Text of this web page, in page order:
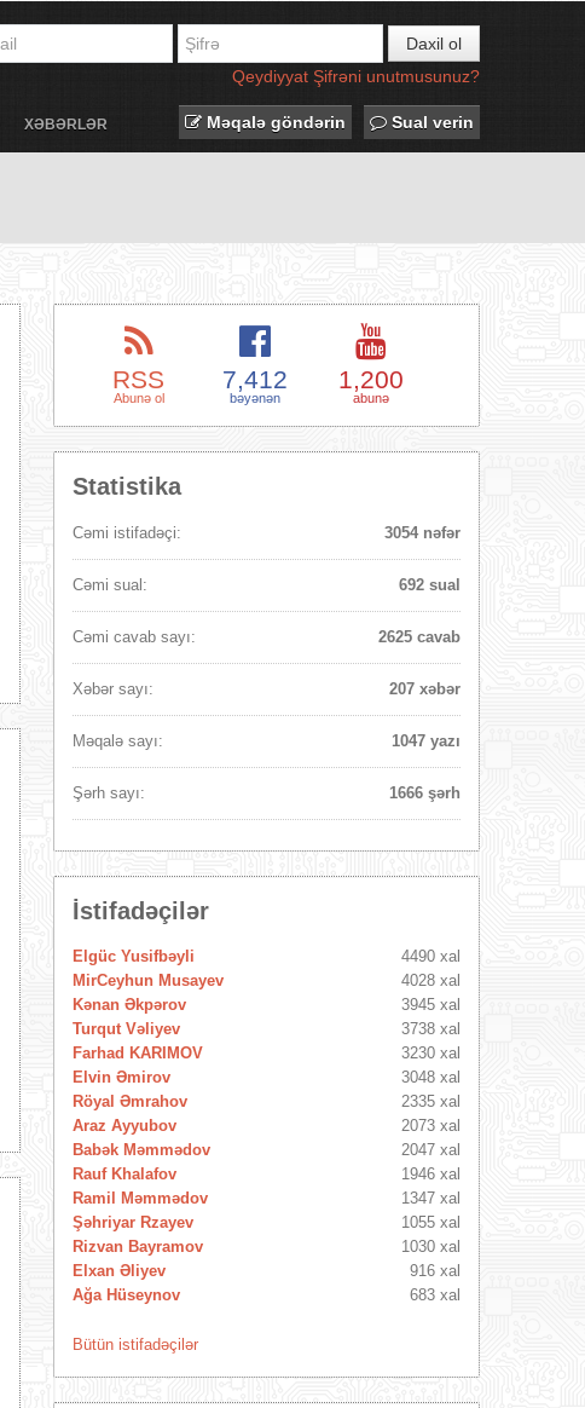
Daxil ol
Qeydiyyat Şifrəni unutmusunuz?
XƏBƏRLƏR Məqalə göndərin Sual verin
RSS
Abunə ol
7,412
bəyənən
1,200
abunə
Statistika
Cəmi istifadəçi: 3054 nəfər
Cəmi sual: 692 sual
Cəmi cavab sayı: 2625 cavab
Xəbər sayı: 207 xəbər
Məqalə sayı: 1047 yazı
Şərh sayı: 1666 şərh
İstifadəçilər
Elgüc Yusifbəyli
4490 xal
MirCeyhun Musayev
4028 xal
Kənan Əkpərov
3945 xal
Turqut Vəliyev
3738 xal
Farhad KARIMOV
3230 xal
Elvin Əmirov
3048 xal
Röyal Əmrahov
2335 xal
Araz Ayyubov
2073 xal
Babək Məmmədov
2047 xal
Rauf Khalafov
1946 xal
Ramil Məmmədov
1347 xal
Şəhriyar Rzayev
1055 xal
Rizvan Bayramov
1030 xal
Elxan Əliyev
916 xal
Ağa Hüseynov
683 xal
Bütün istifadəçilər